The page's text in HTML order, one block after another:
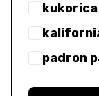
kukorica
padron